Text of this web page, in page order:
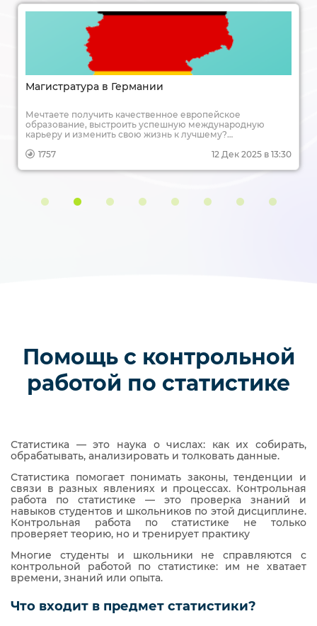
Магистратура в Германии
Мечтаете получить качественное европейское
образование, выстроить успешную международную
карьеру и изменить свою жизнь к лучшему?
и доступных путей для достижения этих целей. Учеба в
перспективы трудоустройства в ведущих компаниях — все
подробно разберем, как покорить немецкую
1757 12 Дек 2025 в 13:30
Помощь с контрольной
работой по статистике
Статистика — это наука о числах: как их собирать,
обрабатывать, анализировать и толковать данные.
Статистика помогает понимать законы, тенденции и
связи в разных явлениях и процессах. Контрольная
работа по статистике — это проверка знаний и
навыков студентов и школьников по этой дисциплине.
Контрольная работа по статистике не только
проверяет теорию, но и тренирует практику
Многие студенты и школьники не справляются с
контрольной работой по статистике: им не хватает
времени, знаний или опыта.
Что входит в предмет статистики?